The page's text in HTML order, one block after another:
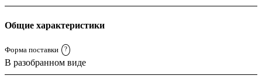
Общие характеристики
Форма поставки ?
В разобранном виде